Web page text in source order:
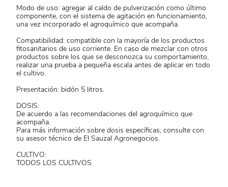
Modo de uso: agregar al caldo de pulverización como último
componente, con el sistema de agitación en funcionamiento,
una vez incorporado el agroquímico que acompaña.
Compatibilidad: compatible con la mayoría de los productos
fitosanitarios de uso corriente. En caso de mezclar con otros
productos sobre los que se desconozca su comportamiento,
realizar una prueba a pequeña escala antes de aplicar en todo
el cultivo.
Presentación: bidón 5 litros.
DOSIS:
De acuerdo a las recomendaciones del agroquímico que
acompaña.
Para más información sobre dosis específicas, consulte con
su asesor técnico de El Sauzal Agronegocios.
CULTIVO:
TODOS LOS CULTIVOS